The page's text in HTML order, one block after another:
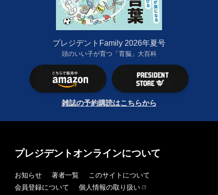
プレジデントFamily 2026年夏号
頭のいい子が育つ「育脳」大百科
雑誌の予約購読はこちらから
プレジデントオンラインについて
お知らせ 著者一覧
このサイトについて
会員登録について
個人情報の取り扱い